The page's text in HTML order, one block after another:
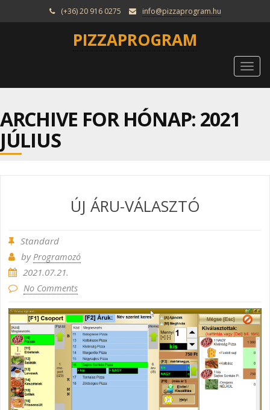
(+36) 20 916 0275 info@pizzaprogram.hu
PIZZAPROGRAM
ARCHIVE FOR HÓNAP: 2021
JÚLIUS
ÚJ ÁRU-VÁLASZTÓ
Standard
by Programozó
2021.07.21.
No Comments